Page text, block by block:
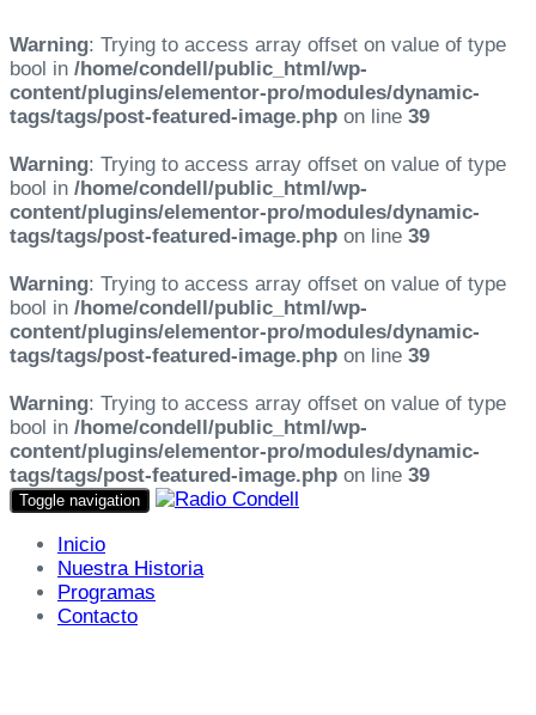
Warning: Trying to access array offset on value of type
bool in /home/condell/public_html/wp-
content/plugins/elementor-pro/modules/dynamic-
tags/tags/post-featured-image.php on line 39
Warning: Trying to access array offset on value of type
bool in /home/condell/public_html/wp-
content/plugins/elementor-pro/modules/dynamic-
tags/tags/post-featured-image.php on line 39
Warning: Trying to access array offset on value of type
bool in /home/condell/public_html/wp-
content/plugins/elementor-pro/modules/dynamic-
tags/tags/post-featured-image.php on line 39
Warning: Trying to access array offset on value of type
bool in /home/condell/public_html/wp-
content/plugins/elementor-pro/modules/dynamic-
tags/tags/post-featured-image.php on line 39
Toggle navigation
Inicio
Nuestra Historia
Programas
Contacto